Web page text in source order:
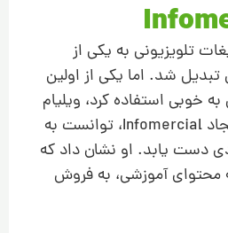
تلویزیونی به یکی از
شد. اما یکی از اولین
خوبی استفاده کرد، ویلیام
جی برنارد بود که با ایجاد Infomercial، توانست به
دست یابد. او نشان داد که
محتوای آموزشی، به فروش